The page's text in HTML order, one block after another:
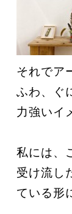
それでア
ふわ、ぐ
力強いイ
私には、
受け流し
ている形